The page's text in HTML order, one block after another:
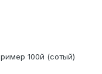
100й (сотый)